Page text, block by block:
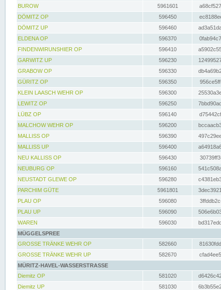
BUROW
5961601
DÖMITZ OP
596450
DÖMITZ UP
596460
ELDENA OP
596370
FINDENWIRUNSHIER OP
596410
GARWITZ UP
596230
GRABOW OP
596330
GÜRITZ OP
596350
KLEIN LAASCH WEHR OP
596300
LEWITZ OP
596250
LÜBZ OP
596140
MALCHOW WEHR OP
596200
MALLISS OP
596390
MALLISS UP
596400
NEU KALLISS OP
596430
NEUBURG OP
596160
NEUSTADT GLEWE OP
596280
PARCHIM GÜTE
5961801
PLAU OP
596080
PLAU UP
596090
WAREN
596030
MÜGGELSPREE
GROSSE TRÄNKE WEHR OP
582660
GROSSE TRÄNKE WEHR UP
582670
MÜRITZ-HAVEL-WASSERSTRASSE
Diemitz OP
581020
Diemitz UP
581030